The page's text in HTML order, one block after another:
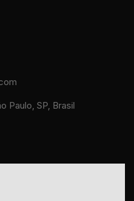
Paulo, SP, Brasil